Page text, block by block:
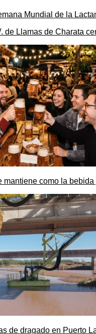
de Llamas de Charata
mantiene como la
de dragado en Puerto